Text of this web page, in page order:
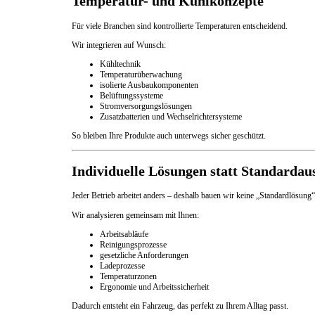
Für viele Branchen sind kontrollierte Temperaturen entscheidend.
Wir integrieren auf Wunsch:
Kühltechnik
Temperaturüberwachung
isolierte Ausbaukomponenten
Belüftungssysteme
Stromversorgungslösungen
Zusatzbatterien und Wechselrichtersysteme
So bleiben Ihre Produkte auch unterwegs sicher geschützt.
Individuelle Lösungen statt
Jeder Betrieb arbeitet anders – deshalb bauen wir keine
Wir analysieren gemeinsam mit Ihnen:
Arbeitsabläufe
Reinigungsprozesse
gesetzliche Anforderungen
Ladeprozesse
Temperaturzonen
Ergonomie und Arbeitssicherheit
Dadurch entsteht ein Fahrzeug, das perfekt zu Ihrem Alltag passt.